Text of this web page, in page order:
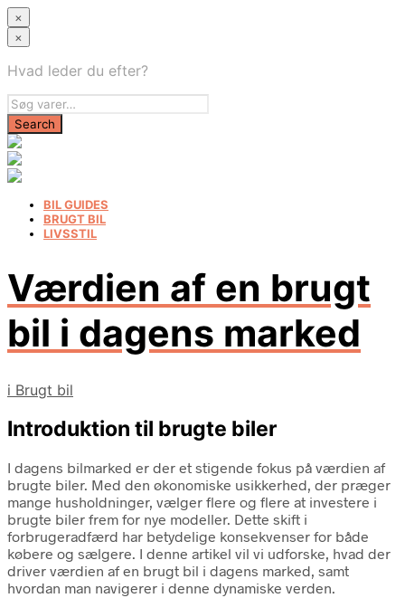
×
×
Hvad leder du efter?
BIL GUIDES
BRUGT BIL
LIVSSTIL
Værdien af en brugt
bil i dagens marked
i Brugt bil
Introduktion til brugte biler
I dagens bilmarked er der et stigende fokus på værdien af
brugte biler. Med den økonomiske usikkerhed, der præger
mange husholdninger, vælger flere og flere at investere i
brugte biler frem for nye modeller. Dette skift i
forbrugeradfærd har betydelige konsekvenser for både
købere og sælgere. I denne artikel vil vi udforske, hvad der
driver værdien af en brugt bil i dagens marked, samt
hvordan man navigerer i denne dynamiske verden.